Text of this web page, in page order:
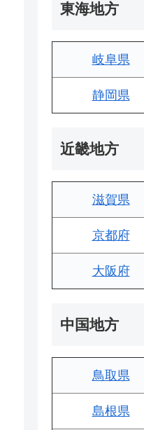
東海地方
岐阜県
静岡県
近畿地方
滋賀県
京都府
大阪府
中国地方
鳥取県
島根県